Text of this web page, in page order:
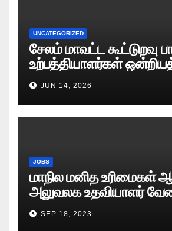
UNCATEGORIZED
சேலம் மாவட்ட கூட்டுறவு
உற்பத்தியாளர்கள்
வேலைவாய்ப்பு அறிவிப்பு
JUN 14, 2026
JOBS
மாநில மனித
அலுவலக உதவியாளர்
எழுத்துத் தேர்வு தேதி
SEP 18, 2023